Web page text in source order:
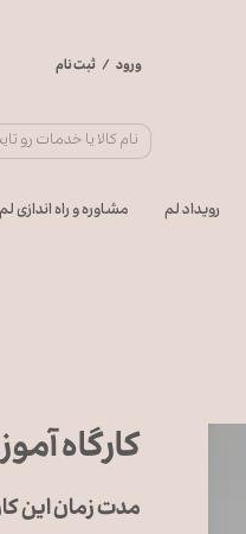
رویداد لم مشاوره و راه اندازی لم
ورود / ثبت نام
تغییر گذر واژه
سفارشات
کارگاه
مدت زمان این